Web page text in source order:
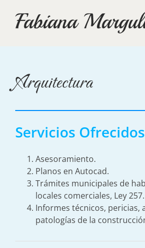
contenido
Arquitectura
Servicios Ofrecidos
Asesoramiento.
Planos en Autocad.
Trámites municipales de
locales comerciales, Ley 257.
Informes técnicos, pericias,
patologías de la